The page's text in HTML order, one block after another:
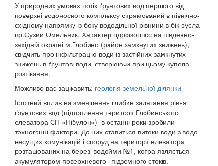
У природних умовах потік ґрунтових вод першого від
поверхні водоносного комплексу спрямований в північно-
східному напрямку із боку вододільної рівнини в бік русла
пр.Сухий Омельник. Характер гідроізогіпсс на південно-
західній окраїні м.Глобино (район замкнутих знижень),
свідчить про інфільтрацію води із застійних замкнутих
знижень в ґрунтові води, створюючи при цьому купола
розтікання.
Можливо вас зацікавить: геологія земельної ділянки
Істотний вплив на зменшення глибин залягання рівня
ґрунтових вод (підтоплення території Глобинського
елеватора СП «Нібулон») в останні роки зробили
техногенні фактори. До них ставиться витоки води з водо
несущих комунікацій і споруд на території елеватора
розташованих на березі водойми №1, котра являється
акумулятором поверхневого і підземного стоків.